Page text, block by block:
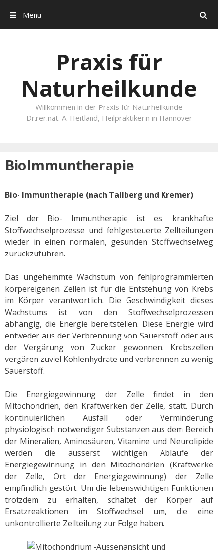
Search
Menü
Praxis für
Naturheilkunde
Willkommen in der Praxis für Naturheilkunde
Dr.rer.nat. A. Heitland, Heilpraktikerin in Hannover
BioImmuntherapie
Bio- Immuntherapie (nach Tallberg und Kremer)
Ziel der Bio- Immuntherapie ist es, krankhafte
Stoffwechselprozesse und fehlgesteuerte Zellteilungen
wieder in einen normalen, gesunden Stoffwechselweg
zurückzuführen.
Das ungehemmte Wachstum von fehlprogrammierten
körpereigenen Zellen ist für die Entstehung von Krebs
im Körper verantwortlich. Die Geschwindigkeit dieses
Wachstums ist von den Stoffwechselprozessen
abhängig, die Energie bereitstellen. Diese Energie wird
entweder aus der Verbrennung von Sauerstoff oder aus
der Vergärung von Zucker gewonnen. Krebszellen
vergären zuviel Kohlenhydrate und verbrennen zu wenig
Sauerstoff.
Die Energiegewinnung der Zelle findet in den
Mitochondrien, den Kraftwerken der Zelle, statt. Durch
kontinuierlichen Ausfall oder Verminderung
physiologisch notwendiger Substanzen aus dem Bereich
der Mineralien, Aminosäuren, Vitamine und Neurolipide
werden die äusserst wichtigen Abläufe der
Energiegewinnung in den Mitochondrien (Kraftwerke
der Zelle, Ort der Energiegewinnung) der Zelle
empfindlich gestört. Um die lebenswichtigen Funktionen
trotzdem zu erhalten, schaltet der Körper auf
Ersatzreaktionen im Stoffwechsel um, die eine
unkontrollierte Zellteilung zur Folge haben.